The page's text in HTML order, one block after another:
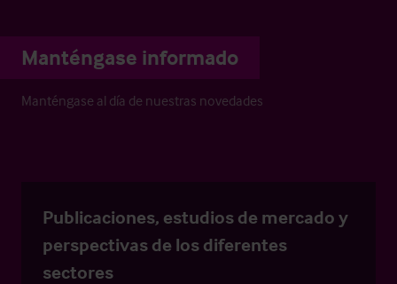
Manténgase informado
Manténgase al día de nuestras novedades
Publicaciones, estudios de mercado y
perspectivas de los diferentes
sectores